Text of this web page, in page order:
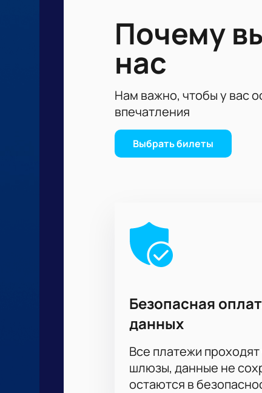
Почему
нас
Нам важно, чтобы у вас
впечатления
Выбрать билеты
Безопасная
данных
Все платежи
шлюзы, данные не
остаются в